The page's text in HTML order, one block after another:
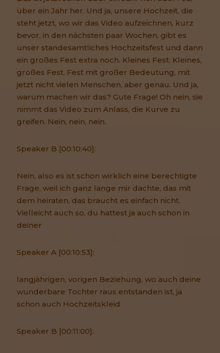
über ein Jahr her. Und ja, unsere Hochzeit, die
steht jetzt, wo wir das Video aufzeichnen, kurz
bevor, in den nächsten paar Wochen, gibt es
unser standesamtliches Hochzeitsfest und dann
ein großes Fest extra noch. Kleines Fest. Kleines,
großes Fest. Fest mit großer Bedeutung, mit
jetzt nicht vielen Menschen, aber genau. Und ja,
warum machen wir das? Gute Frage! Oh nein, sie
nimmt das Video zum Anlass, die Kurve zu
greifen. Nein, nein, nein.
Speaker B [00:10:40]:
Nein, also es ist schon wirklich eine berechtigte
Frage, weil ich ganz lange mir dachte, das mit
dem heiraten, das braucht es einfach nicht.
Vielleicht auch so, du hattest ja auch schon in
deiner
Speaker A [00:10:53]:
langjährigen, vorigen Beziehung, wo auch deine
wunderbare Tochter raus entstanden ist, ja
schon auch Hochzeitskleid
Speaker B [00:11:00]: